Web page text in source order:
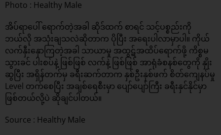
Photo : Healthy Male
အိပ်ရာပေါ် ရောက်တဲ့အခါ ဆိုဒ်ထက် စာရင် သင့်ပစ္စည်းကို
ဘယ်လို အသုံးချသလဲဆိုတာက ပိုပြီး အရေးပါလာမှာပါ။ ကိုယ်
လက်နှီးနှောကြတဲ့အခါ သာယာမှု အထွဋ်အထိပ်ရောက်ဖို့ ကိစ္စမ
သွားခင် ပါးစပ်နဲ့ ဖြစ်ဖြစ် လက်နဲ့ ဖြစ်ဖြစ် အာရုံခံစနစ်တွေကို နှိုး
ဆွပြီး အရှိန်တက်မှ ခရီးဆက်တာက နှစ်ဦးနှစ်ဖက် စိတ်ကျေနပ်မှု
Level တက်စေပြီး အချစ်ရေစီးမှာ ပျော်ပျော်ကြီး ခရီးနှင်နိုင်မှာ
ဖြစ်တယ်လို့ပဲ ဆိုချင်ပါတယ်။
Source : Healthy Male